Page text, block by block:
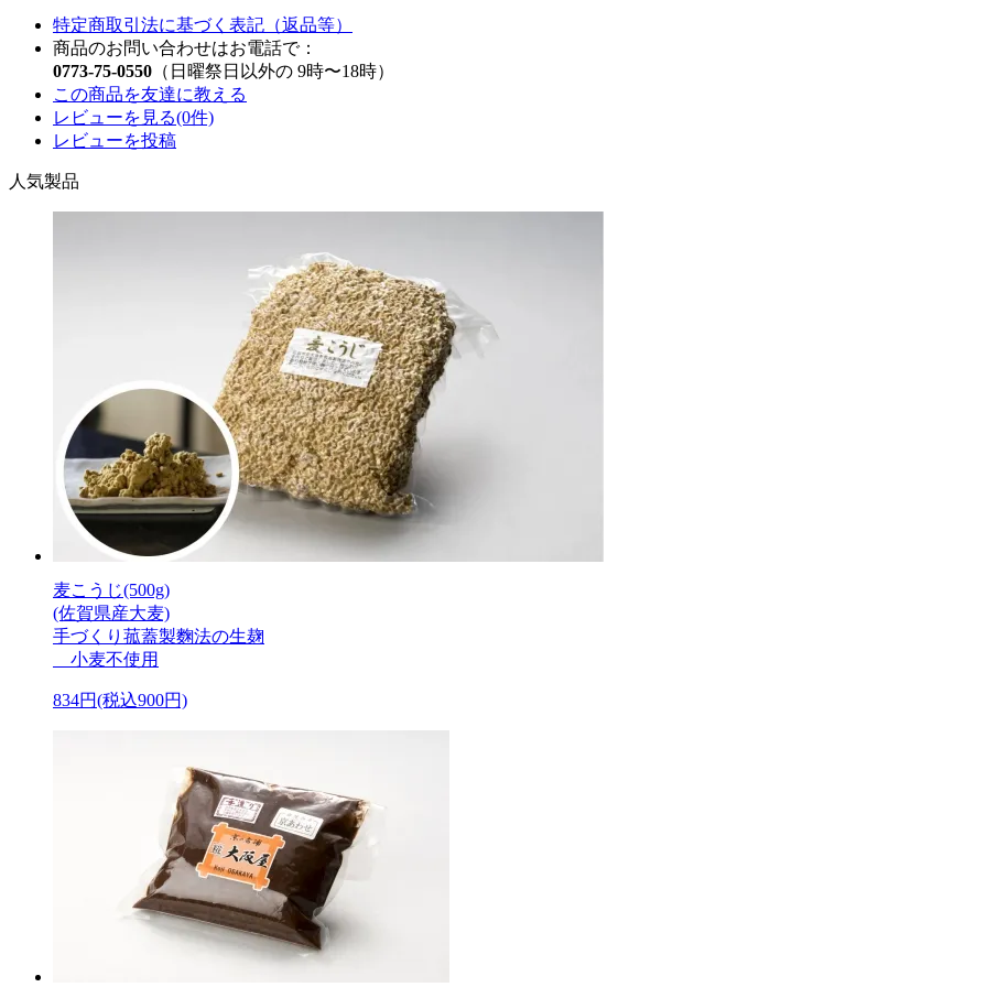
特定商取引法に基づく表記（返品等）
商品のお問い合わせはお電話で：
0773-75-0550 （日曜祭日以外の 9時〜18時）
この商品を友達に教える
レビューを見る(0件)
レビューを投稿
人気製品
麦こうじ(500g)
(佐賀県産大麦)
手づくり菰蓋製麴法の生麹
小麦不使用
834円(税込900円)